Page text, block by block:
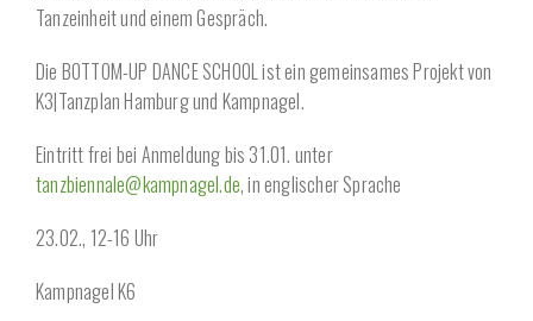
Tanzeinheit und einem Gespräch.
Die BOTTOM-UP DANCE SCHOOL ist ein gemeinsames Projekt von
K3|Tanzplan Hamburg und Kampnagel.
Eintritt frei bei Anmeldung bis 31.01. unter
tanzbiennale@kampnagel.de, in englischer Sprache
23.02., 12-16 Uhr
Kampnagel K6